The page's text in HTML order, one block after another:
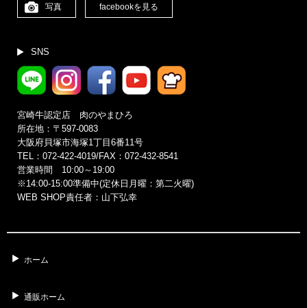
写真 facebookを見る
SNS
宮崎牛認定店 肉のやまひろ
所在地：〒597-0083
大阪府貝塚市海塚1丁目6番11号
TEL：072-422-4019/FAX：072-432-8541
営業時間 10:00～19:00
※14:00‐15:00準備中(定休日月曜：第二火曜)
WEB SHOP責任者：山下弘幸
ホーム
通販ホーム